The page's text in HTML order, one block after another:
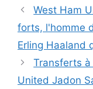
West Ham
forts, l'homme
Erling Haaland
Transferts
United Jadon